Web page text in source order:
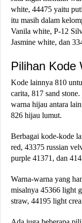
white, 44475 yaitu
itu masih dalam
Vanila white, P-12
Jasmine white, dan
Pilihan Kode
Kode lainnya 810
carita, 817 sand
warna hijau antara
826 hijau lumut.
Berbagai kode-kode
red, 43375 russian
purple 41371, dan
Warna-warna yang
misalnya 45366 light
straw, 44195 light